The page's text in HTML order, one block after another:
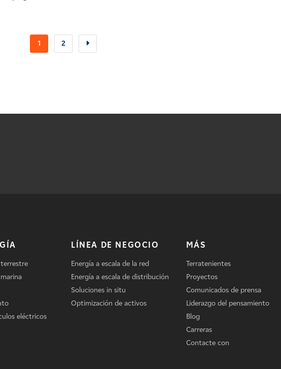
1 2
terrestre
eléctricos
LÍNEA DE NEGOCIO
Energía a escala de la red
Energía a escala de distribución
Soluciones in situ
Optimización de activos
MÁS
Terratenientes
Proyectos
Comunicados de prensa
Liderazgo del pensamiento
Blog
Carreras
Contacte con